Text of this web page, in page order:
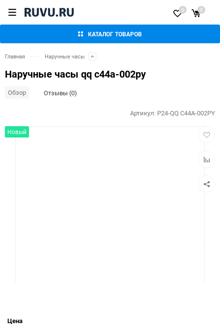
КАТАЛОГ ТОВАРОВ
0 0
Главная Наручные часы
Наручные часы qq c44a-002py
Обзор Отзывы (0)
Новый
Артикул: P24-QQ C44A-002PY
Цена